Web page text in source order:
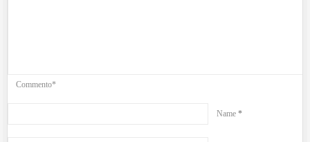
Commento*
Name *